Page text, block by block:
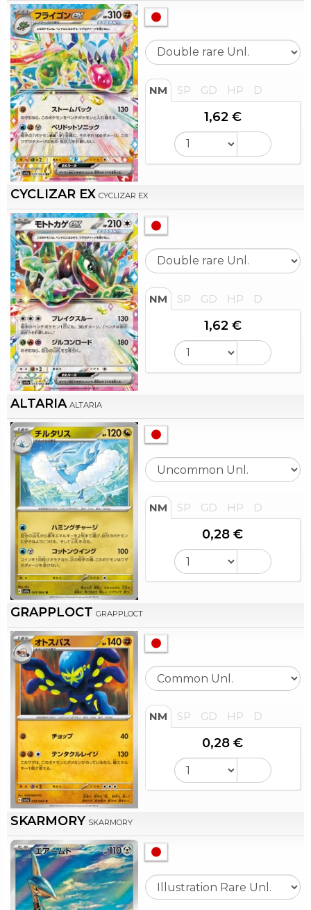
NM SP GD HP D
1,62 €
CYCLIZAR EX CYCLIZAR EX
NM SP GD HP D
1,62 €
ALTARIA ALTARIA
NM SP GD HP D
0,28 €
GRAPPLOCT GRAPPLOCT
NM SP GD HP D
0,28 €
SKARMORY SKARMORY